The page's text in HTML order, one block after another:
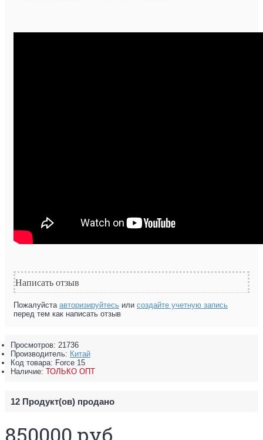
Написать отзыв
Пожалуйста авторизируйтесь или создайте учетную запись
перед тем как написать отзыв
Просмотров: 21736
Производитель: Китай
Код товара: Force 15
Наличие: ТОЛЬКО ОПТ
12 Продукт(ов) продано
850000 руб.